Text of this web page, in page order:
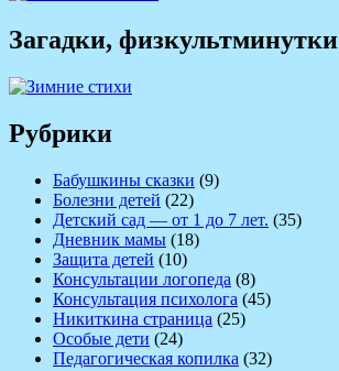
Загадки, физкультминутки
Рубрики
Бабушкины сказки (9)
Болезни детей (22)
Детский сад — от 1 до 7 лет. (35)
Дневник мамы (18)
Защита детей (10)
Консультации логопеда (8)
Консультация психолога (45)
Никиткина страница (25)
Особые дети (24)
Педагогическая копилка (32)